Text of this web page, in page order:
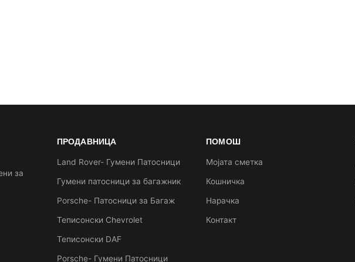
за
ПРОДАВНИЦА
Land Rover- Гумени Патосници
Гумени патосници за багажник
Porsche- Патосници за Багаж
Теписонски Chevrolet
Теписонски DAF
Porsche- Гумени Патосници
ПОМОШ
Мојата сметка
Кошничка
Нарачка
Контакт